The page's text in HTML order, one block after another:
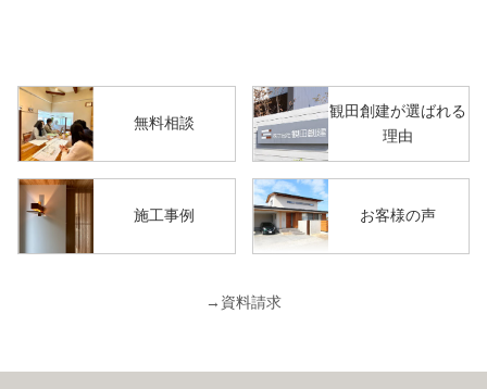
無料相談
観田創建が選ばれる
理由
施工事例 お客様の声
→ 資料請求